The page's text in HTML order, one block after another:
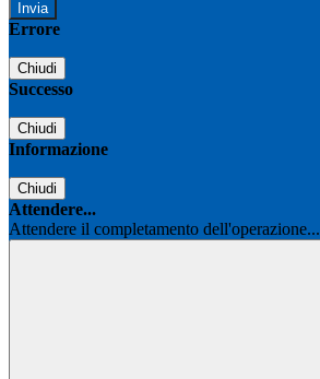
Errore
Chiudi
Successo
Chiudi
Informazione
Chiudi
Attendere...
Attendere il completamento dell'operazione...